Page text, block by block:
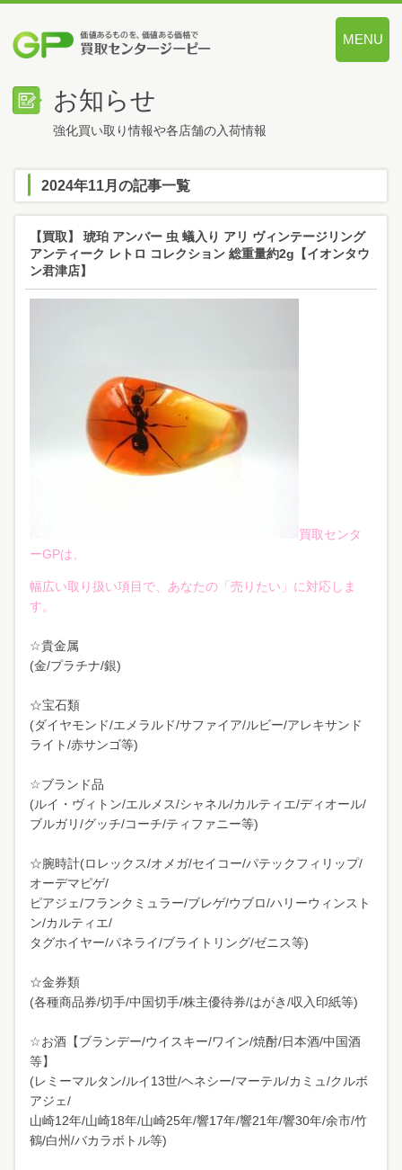
MENU
お知らせ
強化買い取り情報や各店舗の入荷情報
2024年11月の記事一覧
【買取】 琥珀 アンバー 虫 蟻入り アリ ヴィンテージリング
アンティーク レトロ コレクション 総重量約2g【イオンタウ
ン君津店】
買取センタ
ーGPは、
幅広い取り扱い項目で、あなたの「売りたい」に対応しま
す。
☆貴金属
(金/プラチナ/銀)
☆宝石類
(ダイヤモンド/エメラルド/サファイア/ルビー/アレキサンド
ライト/赤サンゴ等)
☆ブランド品
(ルイ・ヴィトン/エルメス/シャネル/カルティエ/ディオール/
ブルガリ/グッチ/コーチ/ティファニー等)
☆腕時計(ロレックス/オメガ/セイコー/パテックフィリップ/
オーデマピゲ/
ピアジェ/フランクミュラー/ブレゲ/ウブロ/ハリーウィンスト
ン/カルティエ/
タグホイヤー/パネライ/ブライトリング/ゼニス等)
☆金券類
(各種商品券/切手/中国切手/株主優待券/はがき/収入印紙等)
☆お酒【ブランデー/ウイスキー/ワイン/焼酎/日本酒/中国酒
等】
(レミーマルタン/ルイ13世/ヘネシー/マーテル/カミュ/クルボ
アジェ/
山崎12年/山崎18年/山崎25年/響17年/響21年/響30年/余市/竹
鶴/白州/バカラボトル等)